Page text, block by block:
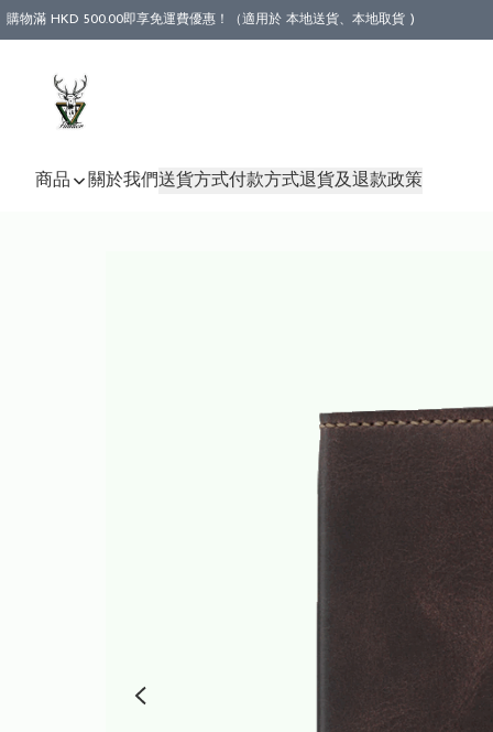
購物滿 HKD 500.00即享免運費優惠！（適用於 本地送貨、本地取貨 )
商品 關於我們送貨方式付款方式退貨及退款政策